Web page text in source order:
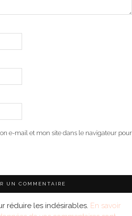
e-mail et mon site dans le navigateur pour
réduire les indésirables. En savoir